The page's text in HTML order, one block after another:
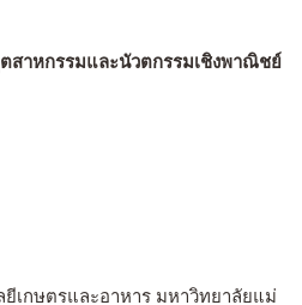
าหกรรมและนัวตกรรมเชิงพาณิชย์
เกษตรและอาหาร มหาวิทยาลัยแม่